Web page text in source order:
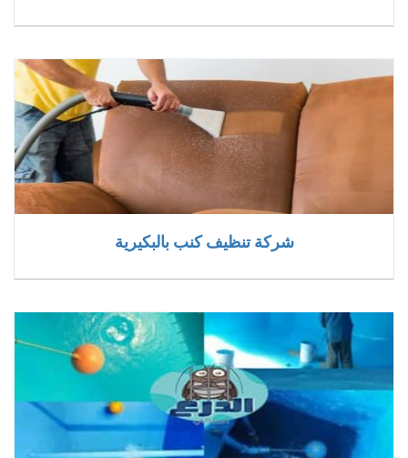
شركة تنظيف كنب بالبكيرية